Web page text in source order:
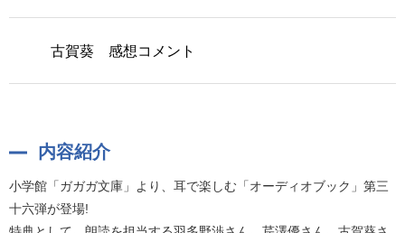
古賀葵 感想コメント
内容紹介
小学館「ガガガ文庫」より、耳で楽しむ「オーディオブック」第三
十六弾が登場!